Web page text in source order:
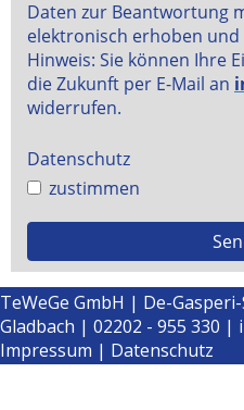
TeWeGe GmbH | De-
Gladbach | 02202 - 955 330 |
Impressum | Datenschutz